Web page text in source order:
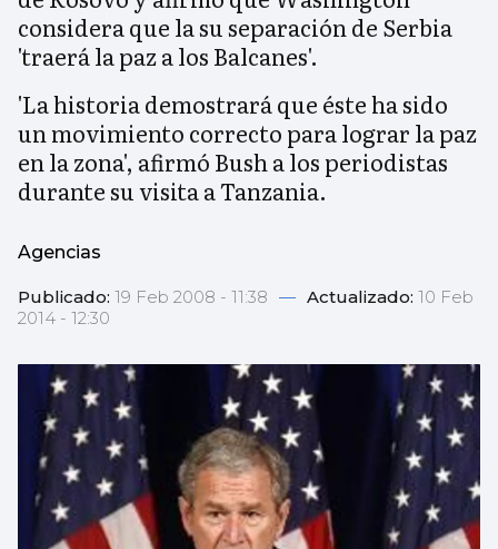
considera que la su separación de Serbia
'traerá la paz a los Balcanes'.
'La historia demostrará que éste ha sido
un movimiento correcto para lograr la paz
en la zona', afirmó Bush a los periodistas
durante su visita a Tanzania.
Agencias
Publicado: 19 Feb 2008 - 11:38 — Actualizado: 10 Feb
2014 - 12:30